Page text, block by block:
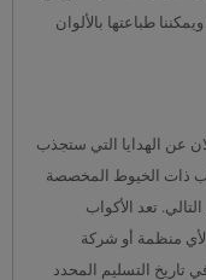
طباعتها بالألوان
عن الهدايا التي ستجذب
ذات الخيوط المخصصة
تعد الأكواب
لأي منظمة أو شركة
تاريخ التسليم المحدد